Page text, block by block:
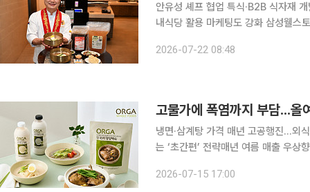
안유성 셰프 협업 특식·B2B 식자재
내식당 활용 마케팅도 강화 삼성웰스토리가 구내식당을 단순 식사 공간을 넘어 미식 경험과 브랜드
품기업과 손잡고 팝업스토어를 운영
2026-07-22 08:48
고물가에 폭염까지 부담...올
냉면·삼계탕 가격 매년 고공행진...외
는 ‘초간편’ 전략매년 여름 매출 우상향...업계
다 뜨겁다. 뜨거운 가스불 앞에서 요리
2026-07-15 17:00